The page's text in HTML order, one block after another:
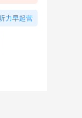
力早起营